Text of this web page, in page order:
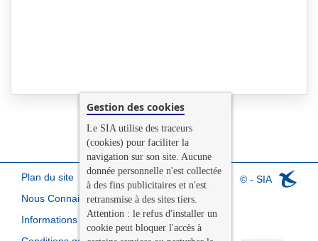
© - SIA
Plan du site
Nous Connaitre
Informations légales
Gestion des cookies
Le SIA utilise des traceurs
(cookies) pour faciliter la
navigation sur son site. Aucune
donnée personnelle n'est collectée
à des fins publicitaires et n'est
retransmise à des sites tiers.
Attention : le refus d'installer un
cookie peut bloquer l'accès à